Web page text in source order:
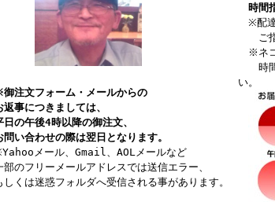
文フォーム・メールからの
事につきましては、
の午後4時以降の御注文、
い合わせの際は翌日となります。
メール、Gmail、AOLメールなど
のフリーメールアドレスでは送信エラー、
くは迷惑フォルダへ受信される事があります。
時間
※配達
ご指
※ネコ
時間
い。